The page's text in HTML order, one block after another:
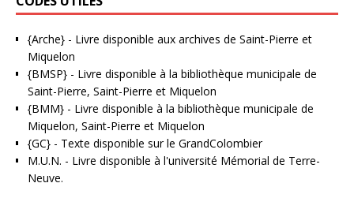
{Arche} - Livre disponible aux archives de Saint-Pierre et
Miquelon
{BMSP} - Livre disponible à la bibliothèque municipale de
Saint-Pierre, Saint-Pierre et Miquelon
{BMM} - Livre disponible à la bibliothèque municipale de
Miquelon, Saint-Pierre et Miquelon
{GC} - Texte disponible sur le GrandColombier
M.U.N. - Livre disponible à l'université Mémorial de Terre-
Neuve.